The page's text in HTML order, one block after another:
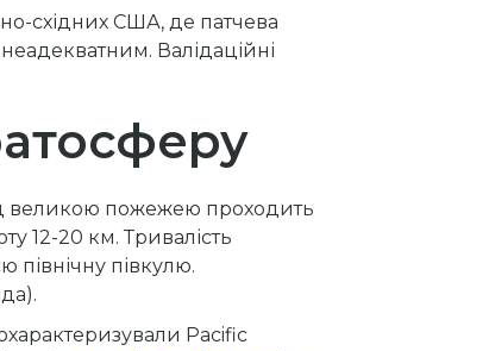
східних США, де патчева
Валідаційні
великою пожежею проходить
12-20 км. Тривалість
північну півкулю.
Pacific